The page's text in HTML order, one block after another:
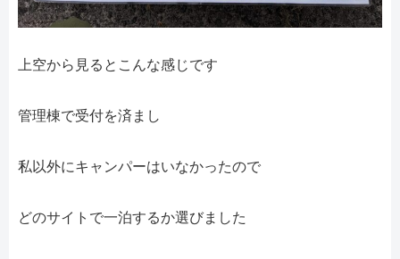
上空から見るとこんな感じです
管理棟で受付を済まし
私以外にキャンパーはいなかったので
どのサイトで一泊するか選びました